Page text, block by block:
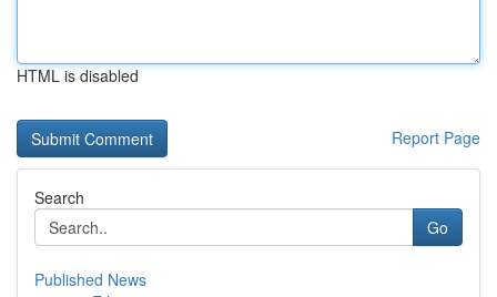
HTML is disabled
Report Page
Search
Go
Published News